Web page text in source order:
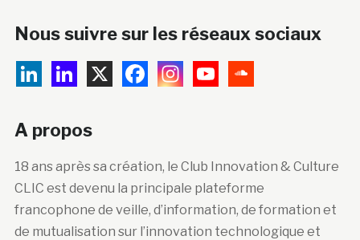
Nous suivre sur les réseaux sociaux
A propos
18 ans après sa création, le Club Innovation & Culture
CLIC est devenu la principale plateforme
francophone de veille, d’information, de formation et
de mutualisation sur l’innovation technologique et